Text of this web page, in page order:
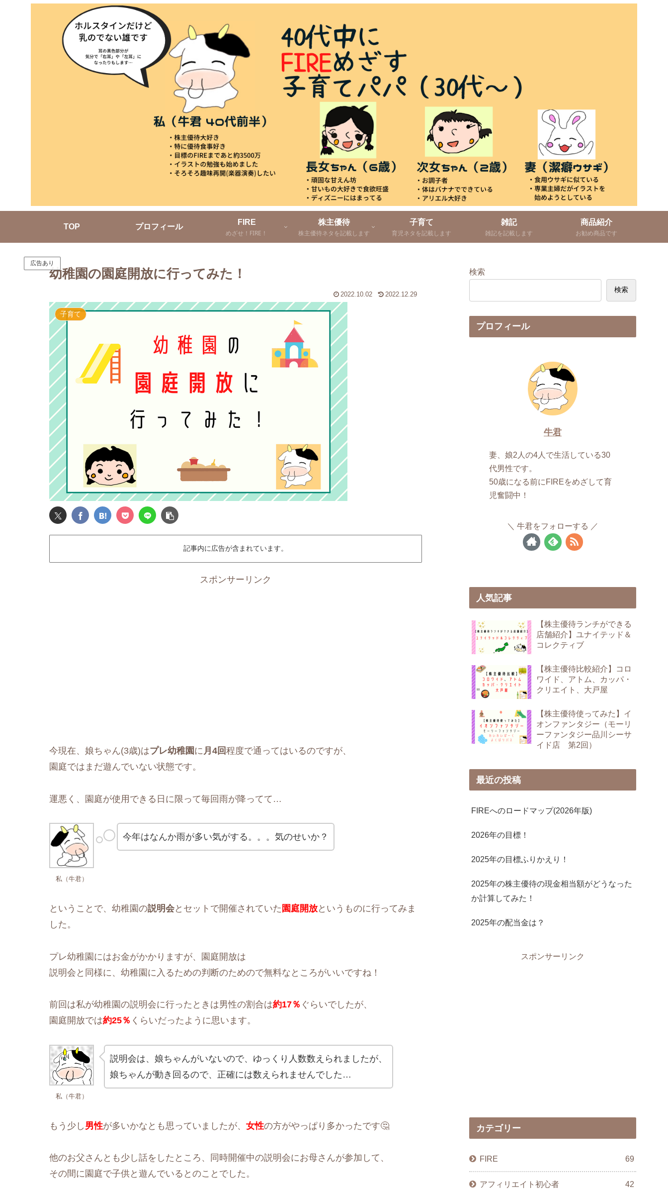
TOP プロフィール
FIRE
めざせ！FIRE！
株主優待
株主優待ネタを記載します
子育て
育児ネタを記載します
雑記
雑記を記載します
商品紹介
お勧め商品です
広告あり
幼稚園の園庭開放に行ってみた！
2022.10.02 2022.12.29
子育て
記事内に広告が含まれています。
スポンサーリンク
今現在、娘ちゃん(3歳)はプレ幼稚園に月4回程度で通ってはいるのですが、
園庭ではまだ遊んでいない状態です。
運悪く、園庭が使用できる日に限って毎回雨が降ってて…
私（牛君）
今年はなんか雨が多い気がする。。。気のせいか？
ということで、幼稚園の説明会とセットで開催されていた 園庭開放というものに行ってみま
した。
プレ幼稚園にはお金がかかりますが、園庭開放は
説明会と同様に、幼稚園に入るための判断のためので無料なところがいいですね！
前回は私が幼稚園の説明会に行ったときは男性の割合は約17％ ぐらいでしたが、
園庭開放では約25％ くらいだったように思います。
私（牛君）
説明会は、娘ちゃんがいないので、ゆっくり人数数えられましたが、
娘ちゃんが動き回るので、正確には数えられませんでした…
もう少し 男性が多いかなとも思っていましたが、 女性の方がやっぱり多かったです🤔
他のお父さんとも少し話をしたところ、同時開催中の説明会にお母さんが参加して、
その間に園庭で子供と遊んでいるとのことでした。
検索
検索
プロフィール
牛君
妻、娘2人の4人で生活している30
代男性です。
50歳になる前にFIREをめざして育
児奮闘中！
牛君をフォローする
人気記事
【株主優待ランチができる
店舗紹介】ユナイテッド＆
コレクティブ
【株主優待比較紹介】コロ
ワイド、アトム、カッパ・
クリエイト、大戸屋
【株主優待使ってみた】イ
オンファンタジー（モーリ
ーファンタジー品川シーサ
イド店 第2回）
最近の投稿
FIREへのロードマップ(2026年版)
2026年の目標！
2025年の目標ふりかえり！
2025年の株主優待の現金相当額がどうなった
か計算してみた！
2025年の配当金は？
スポンサーリンク
カテゴリー
FIRE 69
アフィリエイト初心者 42